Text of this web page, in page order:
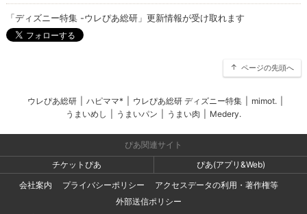
「ディズニー特集 -ウレぴあ総研」更新情報が受け取れます
ページの先頭へ
ウレぴあ総研 ハピママ* ウレぴあ総研 ディズニー特集 mimot.
うまいめし
うまいパン うまい肉 Medery.
ぴあ関連サイト
チケットぴあ
ぴあ(アプリ&Web)
会社案内
プライバシーポリシー
アクセスデータの利用・著作権等
外部送信ポリシー